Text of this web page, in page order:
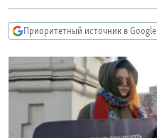
Вернутся
поиску
КАВКАЗ.РЕАЛИИ
СЕВЕР.РЕАЛИИ
СИБИРЬ.РЕАЛИИ
РАСПИСАНИЕ ВЕЩАНИЯ
Приоритетный источник в Google